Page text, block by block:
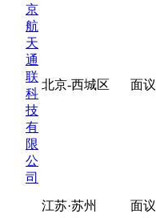
京
航
天
通
联
科
技
有
限
公
司
北京-西城区 面议
江苏·苏州 面议